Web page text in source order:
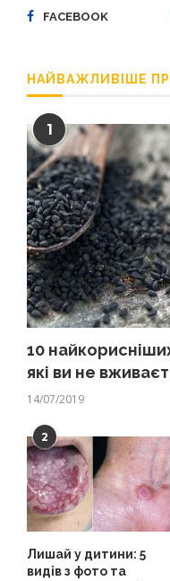
FACEBOOK
НАЙВАЖЛИВІШЕ
1
10
які ви не
14/07/2019
2
Лишай у дитини: 5
видів з фото та